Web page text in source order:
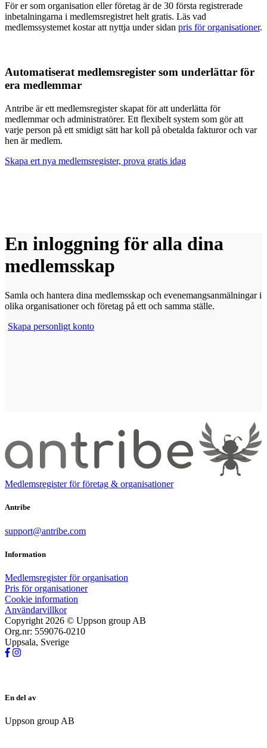
För er som organisation eller företag är de 30 första registrerade
inbetalningarna i medlemsregistret helt gratis. Läs vad
medlemssystemet kostar att nyttja under sidan pris för organisationer.
Automatiserat medlemsregister som underlättar för
era medlemmar
Antribe är ett medlemsregister skapat för att underlätta för
medlemmar och administratörer. Ett flexibelt system som gör att
varje person på ett smidigt sätt har koll på obetalda fakturor och var
hen är medlem.
Skapa ert nya medlemsregister, prova gratis idag
En inloggning för alla dina
medlemsskap
Samla och hantera dina medlemsskap och evenemangsanmälningar i
olika organisationer och företag på ett och samma ställe.
Skapa personligt konto
Medlemsregister för företag & organisationer
Antribe
support@antribe.com
Information
Medlemsregister för organisation
Pris för organisationer
Cookie information
Användarvillkor
Copyright 2026 © Uppson group AB
Org.nr: 559076-0210
Uppsala, Sverige
En del av
Uppson group AB